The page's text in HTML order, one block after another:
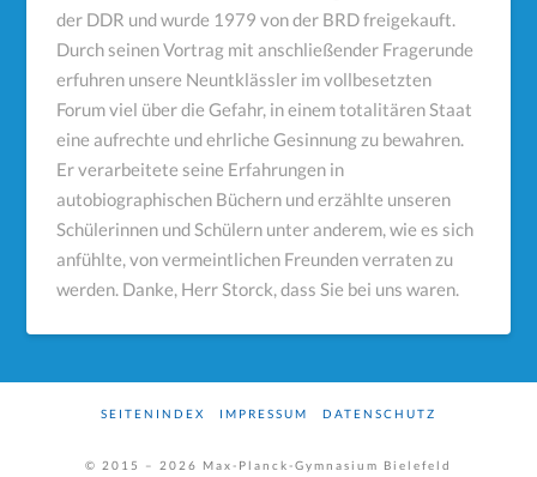
der DDR und wurde 1979 von der BRD freigekauft.
Durch seinen Vortrag mit anschließender Fragerunde
erfuhren unsere Neuntklässler im vollbesetzten
Forum viel über die Gefahr, in einem totalitären Staat
eine aufrechte und ehrliche Gesinnung zu bewahren.
Er verarbeitete seine Erfahrungen in
autobiographischen Büchern und erzählte unseren
Schülerinnen und Schülern unter anderem, wie es sich
anfühlte, von vermeintlichen Freunden verraten zu
werden. Danke, Herr Storck, dass Sie bei uns waren.
SEITENINDEX IMPRESSUM DATENSCHUTZ
© 2015 – 2026 Max-Planck-Gymnasium Bielefeld